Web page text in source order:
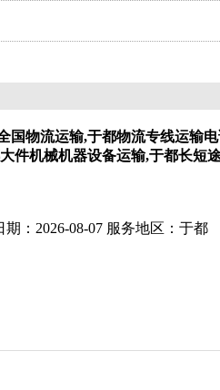
国物流运输,于都物流专线运输
件机械机器设备运输,于都长短
期：2026-08-07 服务地区：于都